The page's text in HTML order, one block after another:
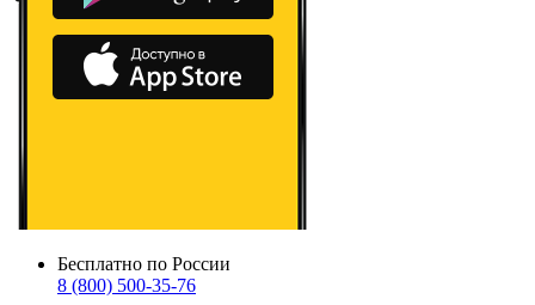
Бесплатно по России
8 (800) 500-35-76